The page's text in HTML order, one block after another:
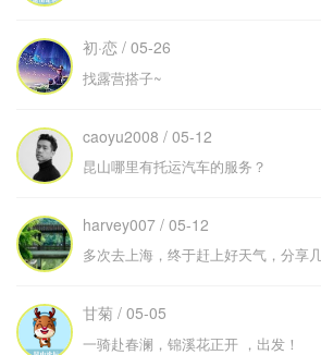
初·恋 / 05-26
找露营搭子~
caoyu2008 / 05-12
昆山哪里有托运汽车的服务？
harvey007 / 05-12
多次去上海，终于赶上好天气，分享
甘菊 / 05-05
一骑赴春澜，锦溪花正开 ，出发！